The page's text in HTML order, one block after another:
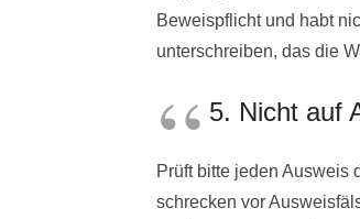
Beweispflicht und habt
unterschreiben, das die
5. Nicht auf
Prüft bitte jeden Ausweis
schrecken vor